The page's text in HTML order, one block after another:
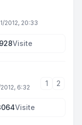
2012, 20:33
928Visite
6:32 1 2
Visite